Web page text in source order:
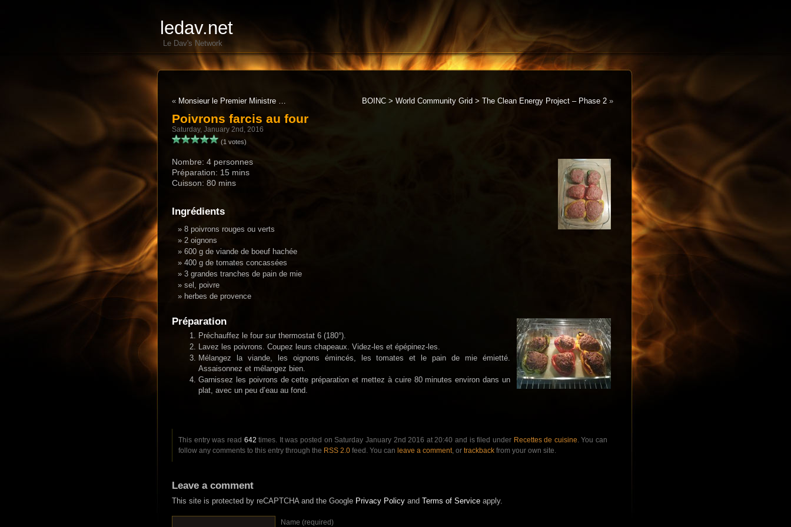
ledav.net
Le Dav's Network
« Monsieur le Premier Ministre … BOINC > World Community Grid > The Clean Energy Project – Phase 2 »
Poivrons farcis au four
Saturday, January 2nd, 2016
(1 votes)
Nombre: 4 personnes
Préparation: 15 mins
Cuisson: 80 mins
Ingrédients
8 poivrons rouges ou verts
2 oignons
600 g de viande de boeuf hachée
400 g de tomates concassées
3 grandes tranches de pain de mie
sel, poivre
herbes de provence
Préparation
Préchauffez le four sur thermostat 6 (180°).
Lavez les poivrons. Coupez leurs chapeaux. Videz-les et épépinez-les.
Mélangez la viande, les oignons émincés, les tomates et le pain de mie émietté.
Assaisonnez et mélangez bien.
Garnissez les poivrons de cette préparation et mettez à cuire 80 minutes environ dans un
plat, avec un peu d’eau au fond.
This entry was read 642 times. It was posted on Saturday January 2nd 2016 at 20:40 and is filed under Recettes de cuisine. You can
follow any comments to this entry through the RSS 2.0 feed. You can leave a comment, or trackback from your own site.
Leave a comment
This site is protected by reCAPTCHA and the Google Privacy Policy and Terms of Service apply.
Name (required)